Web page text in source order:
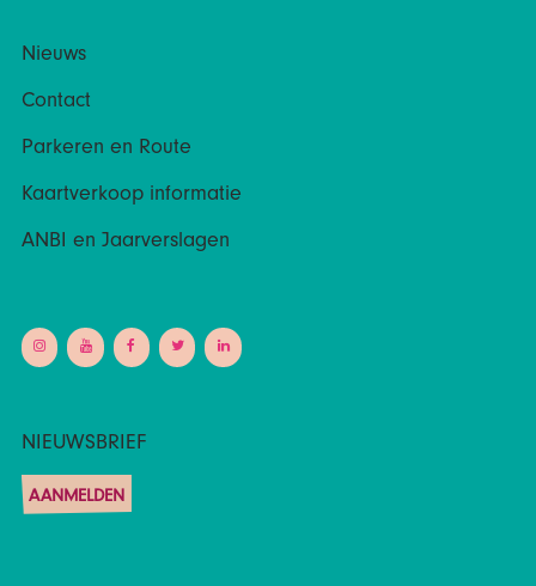
Nieuws
Contact
Parkeren en Route
Kaartverkoop informatie
ANBI en Jaarverslagen
NIEUWSBRIEF
AANMELDEN